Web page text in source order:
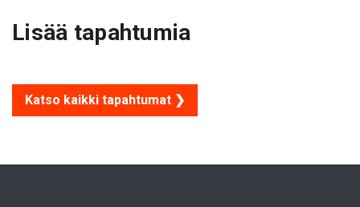
Lisää tapahtumia
Katso kaikki tapahtumat ❯